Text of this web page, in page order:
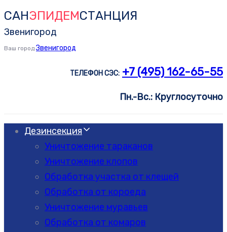
Skip
links
Skip
to
primary
САНЭПИДЕМСТАНЦИЯ
Звенигород
Ваш городЗвенигород
ТЕЛЕФОН СЭС: +7 (495) 162-65-55
Пн.-Вс.: Круглосуточно
Дезинсекция
Уничтожение тараканов
Уничтожение клопов
Обработка участка от клещей
Обработка от короеда
Уничтожение муравьев
Обработка от комаров